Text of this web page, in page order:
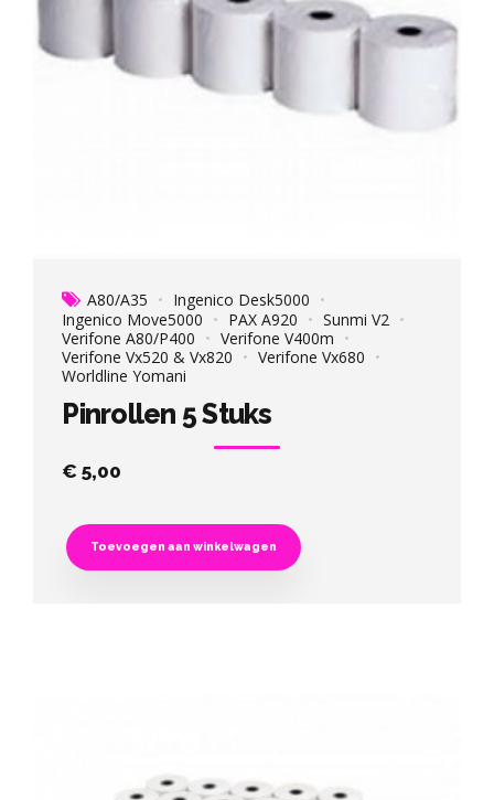
A80/A35
Ingenico Desk5000
Ingenico Move5000
PAX A920
Sunmi V2
Verifone A80/P400
Verifone V400m
Verifone Vx520 & Vx820
Verifone Vx680
Worldline Yomani
Pinrollen 5 Stuks
€ 5,00
Toevoegen aan winkelwagen